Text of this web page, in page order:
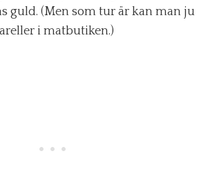
guld. (Men som tur är kan man ju
i matbutiken.)